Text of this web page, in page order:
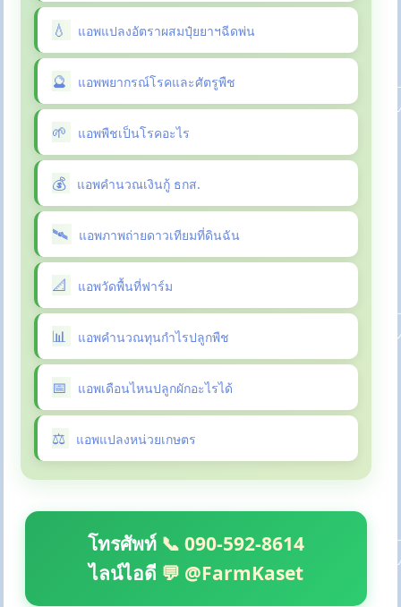
แอพแปลงอัตราผสมปุ๋ยยาฯฉีดพ่น
แอพพยากรณ์โรคและศัตรูพืช
แอพพืชเป็นโรคอะไร
แอพคำนวณเงินกู้ ธกส.
แอพภาพถ่ายดาวเทียมที่ดินฉัน
แอพวัดพื้นที่ฟาร์ม
แอพคำนวณทุนกำไรปลูกพืช
แอพเดือนไหนปลูกผักอะไรได้
แอพแปลงหน่วยเกษตร
โทรศัพท์ 📞 090-592-8614
ไลน์ไอดี 💬 @FarmKaset